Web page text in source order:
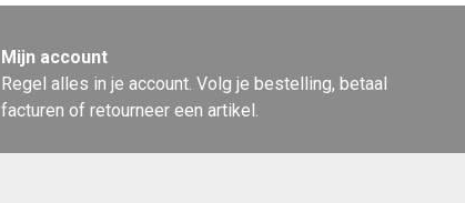
Mijn account
Regel alles in je account. Volg je bestelling, betaal
facturen of retourneer een artikel.